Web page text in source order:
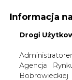
WYDAWCA
WYSOKI
Informacja
Drogi
Agencja